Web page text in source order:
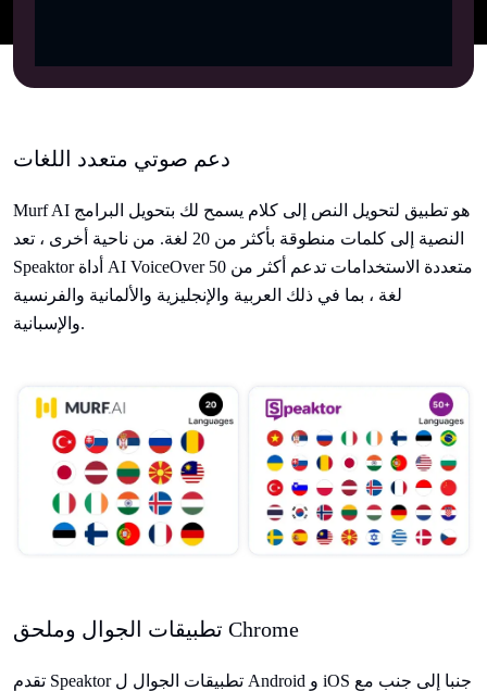
دعم صوتي متعدد اللغات
Murf AI هو تطبيق لتحويل النص إلى كلام يسمح لك بتحويل البرامج
النصية إلى كلمات منطوقة بأكثر من 20 لغة. من ناحية أخرى ، تعد
Speaktor أداة AI VoiceOver متعددة الاستخدامات تدعم أكثر من 50
لغة ، بما في ذلك العربية والإنجليزية والألمانية والفرنسية
والإسبانية.
تطبيقات الجوال وملحق Chrome
تقدم Speaktor تطبيقات الجوال ل Android و iOS جنبا إلى جنب مع